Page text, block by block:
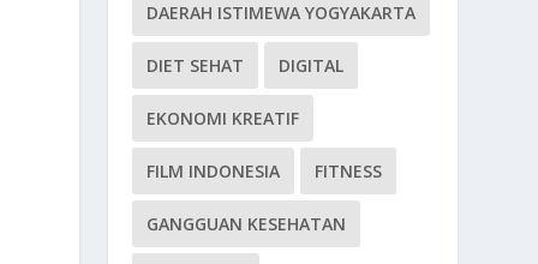
DAERAH ISTIMEWA YOGYAKARTA
DIET SEHAT DIGITAL
EKONOMI KREATIF
FILM INDONESIA FITNESS
GANGGUAN KESEHATAN